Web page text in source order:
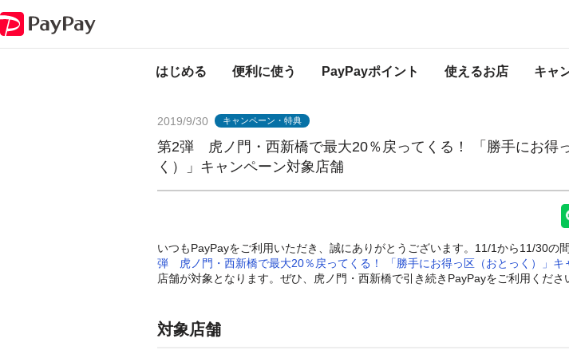
はじめる 便利に使う PayPayポイント 使えるお店 キャ
PayPayから
2019/9/30 キャンペーン・特典
第2弾 虎ノ門・西新橋で最大20％戻ってくる！ 「勝手にお得
く）」キャンペーン対象店舗
いつもPayPayをご利用いただき、誠にありがとうございます。11/1から11/30の
弾 虎ノ門・西新橋で最大20％戻ってくる！ 「勝手にお得っ区（おとっく）」キ
店舗が対象となります。ぜひ、虎ノ門・西新橋で引き続きPayPayをご利用くださ
対象店舗